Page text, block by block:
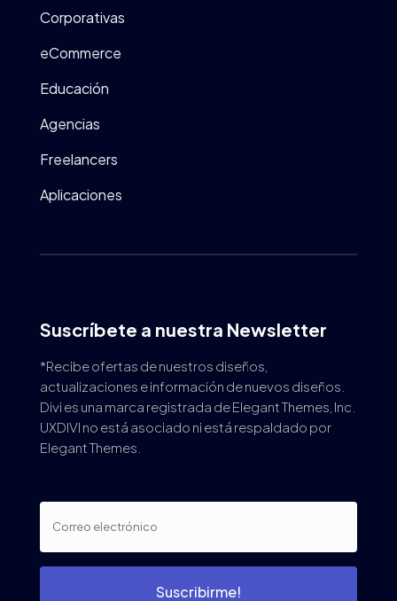
Corporativas
eCommerce
Educación
Agencias
Freelancers
Aplicaciones
Suscríbete a nuestra Newsletter
*Recibe ofertas de nuestros diseños,
actualizaciones e información de nuevos diseños.
Divi es una marca registrada de Elegant Themes, Inc.
UXDIVI no está asociado ni está respaldado por
Elegant Themes.
Suscribirme!